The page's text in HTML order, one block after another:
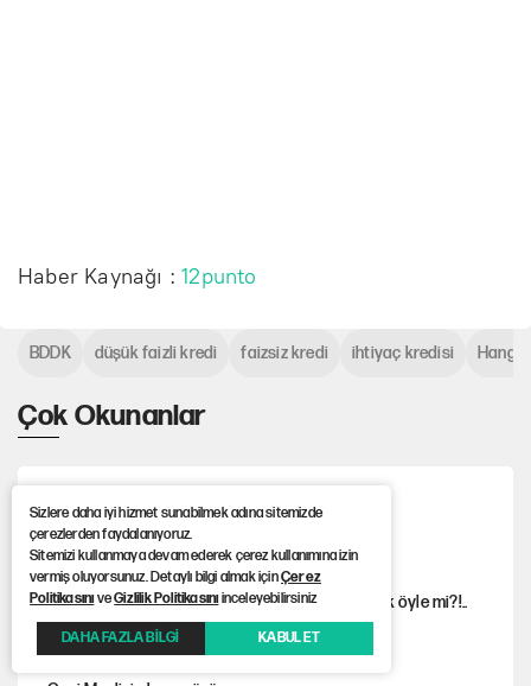
Haber Kaynağı :12punto
Çok Okunanlar
İstanbul’da yol ortasında kavga kamerada
Asırlık devlete bir haftada yeni gömlek biçilecek öyle mi?!..
BDDK düşük faizli kredi faizsiz kredi ihtiyaç kredisi Hangi
Sizlere daha iyi hizmet sunabilmek adına sitemizde
çerezlerden faydalanıyoruz.
Sitemizi kullanmaya devam ederek çerez kullanımına izin
vermiş oluyorsunuz. Detaylı bilgi almak içinÇerez
PolitikasınıveGizlilik Politikasınıinceleyebilirsiniz
DAHA FAZLA BİLGİ KABUL ET